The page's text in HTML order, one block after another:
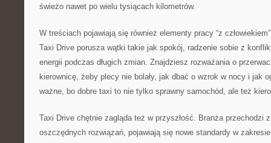
świeżo nawet po wielu tysiącach kilometrów.
W treściach pojawiają się również elementy pracy “z
Taxi Drive porusza wątki takie jak spokój, radzenie sobie z
energii podczas długich zmian. Znajdziesz rozważania o
kierownicę, żeby plecy nie bolały, jak dbać o wzrok w nocy i jak
ważne, bo dobre taxi to nie tylko sprawny samochód, ale też
Taxi Drive chętnie zagląda też w przyszłość. Branża przechodzi
oszczędnych rozwiązań, pojawiają się nowe standardy w